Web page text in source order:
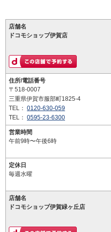
店舗名
ドコモショップ伊賀店
住所/電話番号
〒518-0007
三重県伊賀市服部町1825-4
TEL： 0120-630-059
TEL： 0595-23-6300
営業時間
午前9時〜午後6時
定休日
毎週水曜
店舗名
ドコモショップ伊賀緑ヶ丘店